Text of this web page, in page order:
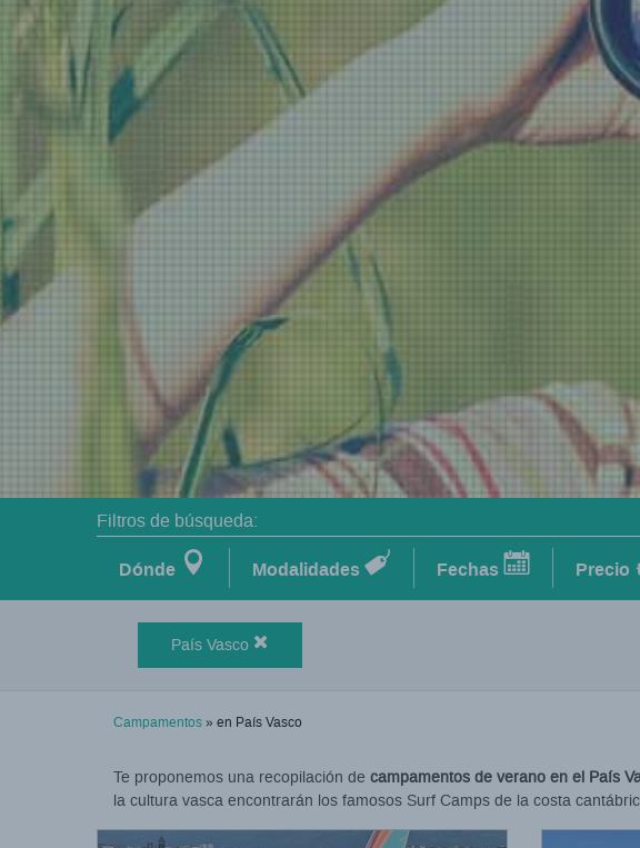
Filtros de búsqueda:
Dónde Modalidades Fechas Precio
País Vasco
Campamentos» en País Vasco
Te proponemos una recopilación de campamentos de verano en el País
la cultura vasca encontrarán los famosos Surf Camps de la costa